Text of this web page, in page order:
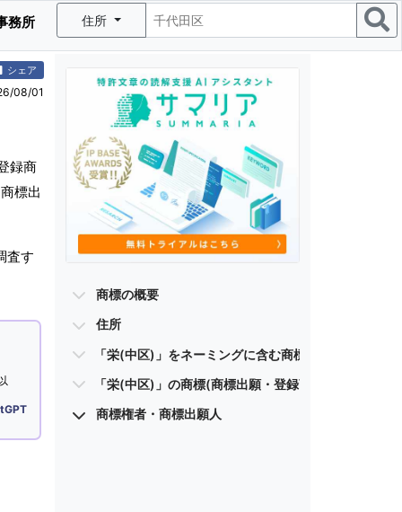
務所 住所
シェア
08/01
録商
標出
査す
商標の概要
住所
「栄(中区)」をネーミングに含む商標
「栄(中区)」の商標(商標出願・登録商標)
商標権者・商標出願人